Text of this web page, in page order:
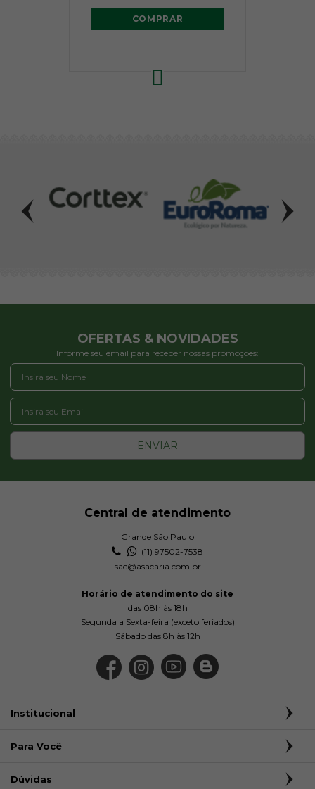
COMPRAR
OFERTAS & NOVIDADES
Informe seu email para receber nossas promoções:
ENVIAR
Central de atendimento
Grande São Paulo
(11) 97502-7538
sac@asacaria.com.br
Horário de atendimento do site
das 08h às 18h
Segunda a Sexta-feira (exceto feriados)
Sábado das 8h às 12h
Institucional
Para Você
Dúvidas